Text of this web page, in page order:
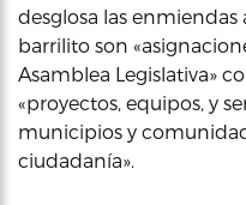
desglosa las enmiendas
barrilito son
Asamblea Legislativa»
«proyectos, equipos, y
municipios y
ciudadanía».